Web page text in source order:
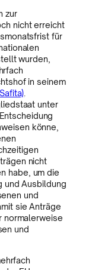
zur
nicht erreicht
für
wurden,
in seinem
.
unter
könne,
nicht
habe, um die
und Ausbildung
und
sie Anträge
normalerweise
und